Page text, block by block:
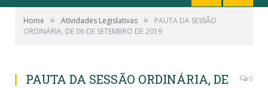
Home » Atividades Legislativas »
PAUTA DA SESSÃO
ORDINÁRIA, DE 06 DE SETEMBRO DE 2019
PAUTA DA SESSÃO ORDINÁRIA, DE
0